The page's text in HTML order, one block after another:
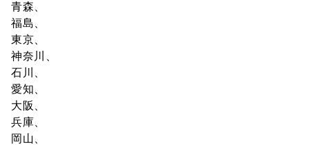
青森、
福島、
東京、
神奈川、
石川、
愛知、
大阪、
兵庫、
岡山、